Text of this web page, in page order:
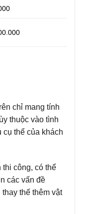
chỉ mang tính
thuộc vào tình
cụ thể của khách
thi công, có thể
các vấn đề
thế thêm vật